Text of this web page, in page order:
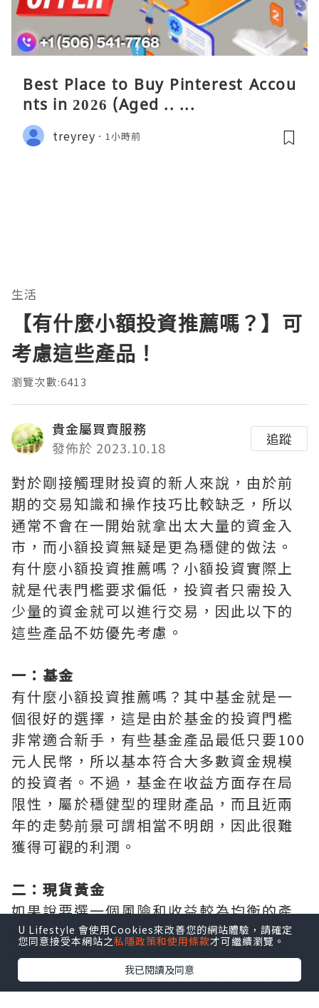
Best Place to Buy Pinterest Accou
nts in 2026 (Aged .. ...
treyrey 1小時前
生活
【有什麼小額投資推薦嗎？】可
考慮這些產品！
瀏覽次數:6413
貴金屬買賣服務
發佈於 2023.10.18
追蹤
對於剛接觸理財投資的新人來說，由於前
期的交易知識和操作技巧比較缺乏，所以
通常不會在一開始就拿出太大量的資金入
市，而小額投資無疑是更為穩健的做法。
有什麼小額投資推薦嗎？小額投資實際上
就是代表門檻要求偏低，投資者只需投入
少量的資金就可以進行交易，因此以下的
這些產品不妨優先考慮。
一：基金
有什麼小額投資推薦嗎？其中基金就是一
個很好的選擇，這是由於基金的投資門檻
非常適合新手，有些基金產品最低只要100
元人民幣，所以基本符合大多數資金規模
的投資者。不過，基金在收益方面存在局
限性，屬於穩健型的理財產品，而且近兩
年的走勢前景可謂相當不明朗，因此很難
獲得可觀的利潤。
二：現貨黃金
如果說要選一個風險和收益較為均衡的產
品，那麼現貨黃金必然是金融市場當中的
佼佼者，所以有什麼小額投資推薦嗎？入
市要求不高的現貨黃金同樣值得我們優先
考慮。現貨黃金的投資門檻通常不會超過
U Lifestyle 會使用Cookies來改善您的網站體驗，請確定
您同意接受本網站之私隱政策和使用條款才可繼續瀏覽。
我已閱讀及同意